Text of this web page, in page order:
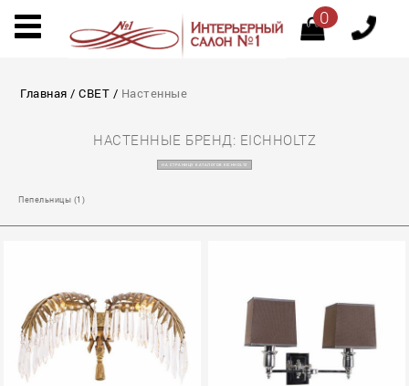
0
Главная /СВЕТ / Настенные
НАСТЕННЫЕ БРЕНД: EICHHOLTZ
НА СТРАНИЦУ КАТАЛОГОВ EICHHOLTZ
Пепельницы (1)